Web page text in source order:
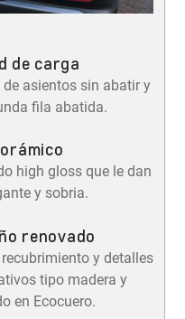
de carga
asientos sin abatir y
fila abatida.
high gloss que le dan
y sobria.
renovado
y detalles
tipo madera y
en Ecocuero.